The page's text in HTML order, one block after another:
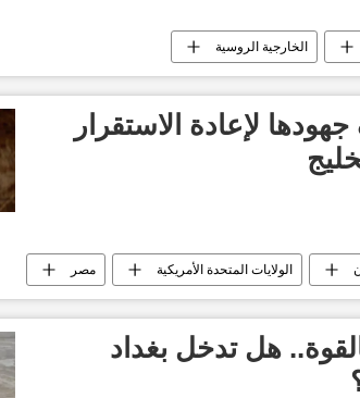
الخارجية الروسية
لإعادة الاستقرار
الولايات المتحدة الأمريكية مصر
الرئيس عبدالفتاح السيسي إيمانويل ماكرون
هل تدخل بغداد